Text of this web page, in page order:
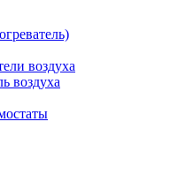
воздуха
воздуха